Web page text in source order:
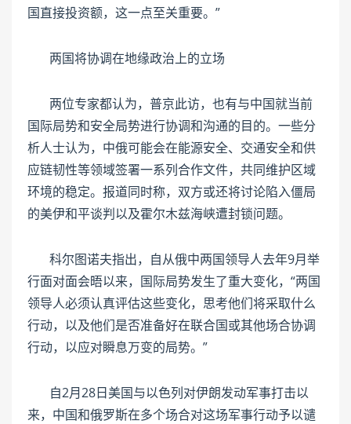
国直接投资额，这一点至关重要。”
两国将协调在地缘政治上的立场
两位专家都认为，普京此访，也有与中国就当前
国际局势和安全局势进行协调和沟通的目的。一些分
析人士认为，中俄可能会在能源安全、交通安全和供
应链韧性等领域签署一系列合作文件，共同维护区域
环境的稳定。报道同时称，双方或还将讨论陷入僵局
的美伊和平谈判以及霍尔木兹海峡遭封锁问题。
科尔图诺夫指出，自从俄中两国领导人去年9月举
行面对面会晤以来，国际局势发生了重大变化，“两国
领导人必须认真评估这些变化，思考他们将采取什么
行动，以及他们是否准备好在联合国或其他场合协调
行动，以应对瞬息万变的局势。”
自2月28日美国与以色列对伊朗发动军事打击以
来，中国和俄罗斯在多个场合对这场军事行动予以谴